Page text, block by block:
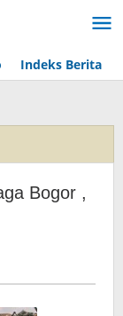
Indeks Berita
Bogor ,